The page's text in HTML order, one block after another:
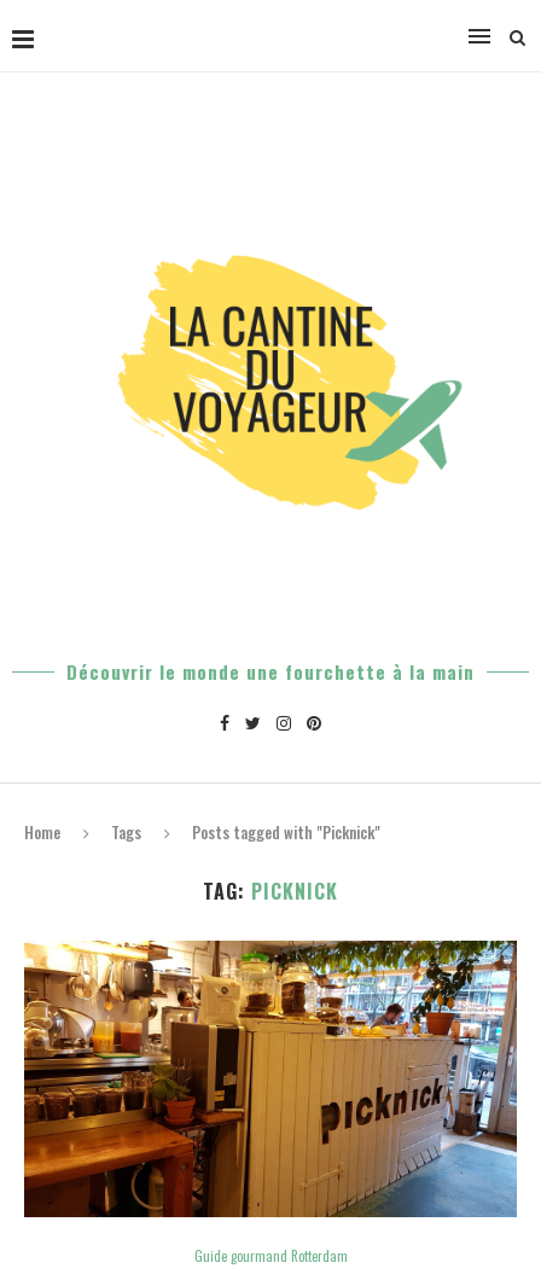
Découvrir le monde une fourchette à la main
Home Tags Posts tagged with "Picknick"
TAG: PICKNICK
Guide gourmand Rotterdam